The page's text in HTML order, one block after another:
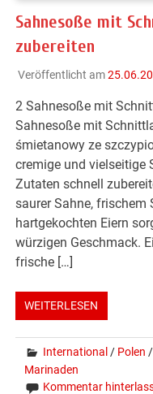
Sahnesoße mit
zubereiten
Veröffentlicht am
2 Sahnesoße mit
Sahnesoße mit
śmietanowy ze
cremige und vielseitige
Zutaten schnell
saurer Sahne,
hartgekochten Eiern
würzigen Geschmack.
frische […]
WEITERLESEN
International / Polen /
Marinaden
Kommentar